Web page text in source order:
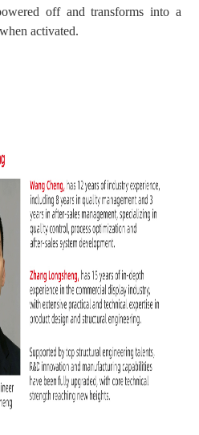
off and transforms into a
activated.